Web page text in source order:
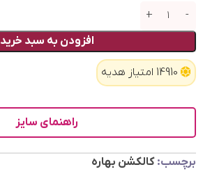
افزودن به سبد خرید
14910 امتیاز هدیه
راهنمای سایز
برچسب: کالکشن بهاره